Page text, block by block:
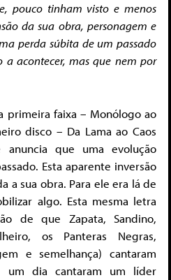
pouco tinham visto e menos
da sua obra, personagem e
perda súbita de um passado
acontecer, mas que nem por
primeira faixa – Monólogo ao
disco – Da Lama ao Caos
anuncia que uma evolução
Esta aparente inversão
a sua obra. Para ele era lá de
algo. Esta mesma letra
de que Zapata, Sandino,
os Panteras Negras,
e semelhança) cantaram
dia cantaram um líder